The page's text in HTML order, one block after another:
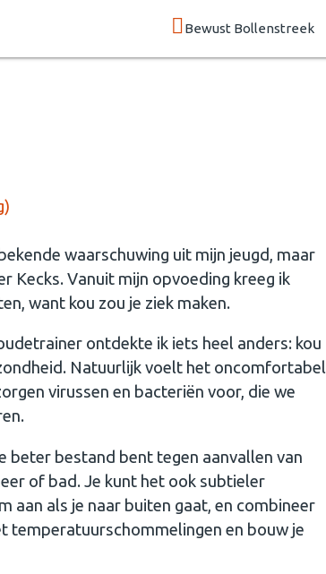
Bewust Bollenstreek
waarschuwing uit mijn jeugd, maar
Kecks. Vanuit mijn opvoeding kreeg ik
want kou zou je ziek maken.
ontdekte ik iets heel anders: kou
Natuurlijk voelt het oncomfortabel
virussen en bacteriën voor, die we
beter bestand bent tegen aanvallen van
of bad. Je kunt het ook subtieler
aan als je naar buiten gaat, en combineer
temperatuurschommelingen en bouw je